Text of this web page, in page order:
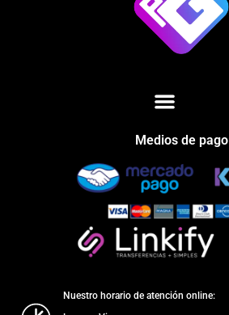
Medios de pago
Nuestro horario de atención online: